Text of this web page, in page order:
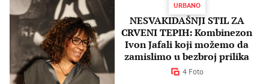
URBANO
NESVAKIDAŠNJI STIL ZA
CRVENI TEPIH: Kombinezon
Ivon Jafali koji možemo da
zamislimo u bezbroj prilika
4 Foto